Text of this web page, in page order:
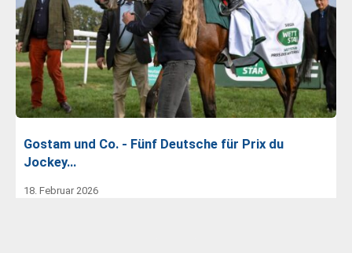
Gostam und Co. - Fünf Deutsche für Prix du
Jockey…
18. Februar 2026